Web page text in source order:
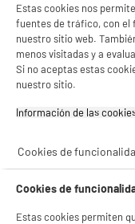
★★★★★
★★★★★
4.8/5(5
compare_product
Estas cookies nos
fuentes de tráfico, con el
nuestro sitio web.
menos visitadas y a
Si no aceptas estas
nuestro sitio.
Información de las
Cookies de
Cookies de
Estas cookies permiten